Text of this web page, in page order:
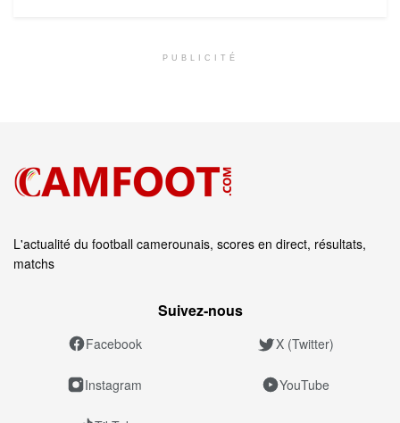
PUBLICITÉ
L'actualité du football camerounais, scores en direct, résultats,
matchs
Suivez‑nous
Facebook X (Twitter)
Instagram YouTube